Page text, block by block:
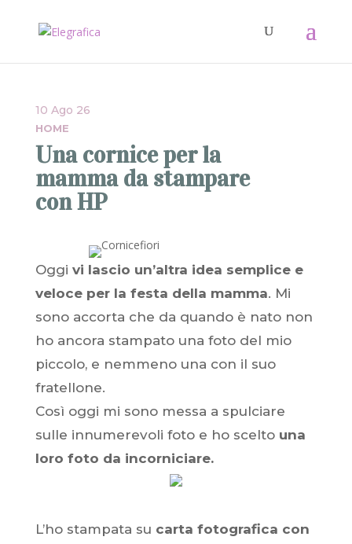
HOME
10 Ago 26
Una cornice per la
mamma da stampare
con HP
Oggi vi lascio un’altra idea semplice e
veloce per la festa della mamma. Mi
sono accorta che da quando è nato non
ho ancora stampato una foto del mio
piccolo, e nemmeno una con il suo
fratellone.
Così oggi mi sono messa a spulciare
sulle innumerevoli foto e ho scelto una
loro foto da incorniciare.
L’ho stampata su carta fotografica con